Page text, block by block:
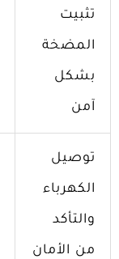
تثبيت
المضخة
بشكل
آمن
توصيل
الكهرباء
والتأكد
من الأمان